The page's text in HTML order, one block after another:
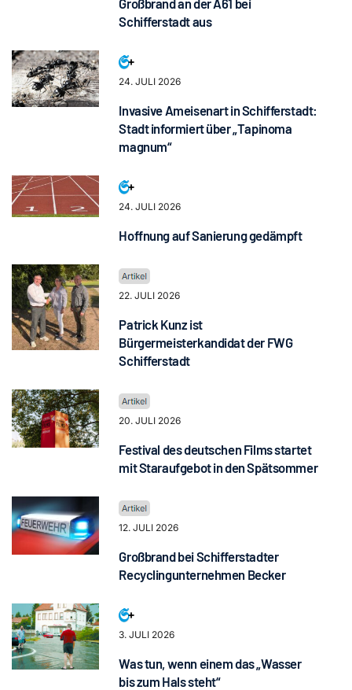
Großbrand an der A61 bei
Schifferstadt aus
24. JULI 2026
Invasive Ameisenart in Schifferstadt:
Stadt informiert über „Tapinoma
magnum“
24. JULI 2026
Hoffnung auf Sanierung gedämpft
22. JULI 2026
Patrick Kunz ist
Bürgermeisterkandidat der FWG
Schifferstadt
20. JULI 2026
Festival des deutschen Films startet
mit Staraufgebot in den Spätsommer
12. JULI 2026
Großbrand bei Schifferstadter
Recyclingunternehmen Becker
3. JULI 2026
Was tun, wenn einem das „Wasser
bis zum Hals steht“